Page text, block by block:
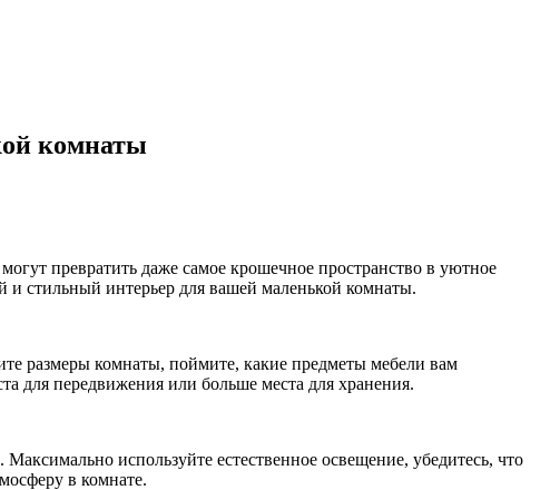
комнаты
превратить даже самое крошечное пространство в уютное
стильный интерьер для вашей маленькой комнаты.
размеры комнаты, поймите, какие предметы мебели вам
для передвижения или больше места для хранения.
используйте естественное освещение, убедитесь, что
в комнате.